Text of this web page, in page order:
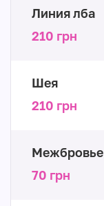
Линия лба
210 грн
Шея
210 грн
Межбровье
70 грн